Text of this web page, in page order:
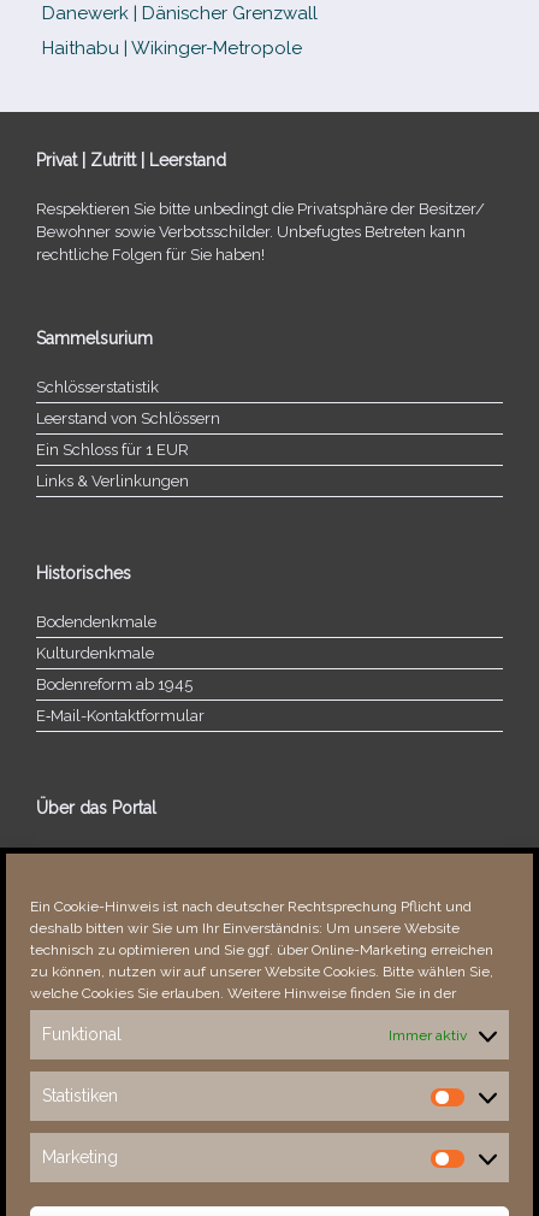
Ein Cookie-Hinweis ist nach deutscher Rechtsprechung Pflicht und
deshalb bitten wir Sie um Ihr Einverständnis: Um unsere Website
technisch zu optimieren und Sie ggf. über Online-Marketing erreichen
zu können, nutzen wir auf unserer Website Cookies. Bitte wählen Sie,
welche Cookies Sie erlauben. Weitere Hinweise finden Sie in der
Funktional Immer aktiv
Statistiken
Statistiken
Marketing
Marketing
Danewerk | Dänischer Grenzwall
Haithabu | Wikinger-Metropole
Privat | Zutritt | Leerstand
Respektieren Sie bitte unbe­dingt die Privatsphäre der Besitzer/​
Bewohner sowie Verbotsschilder. Unbefugtes Betreten kann
recht­li­che Folgen für Sie haben!
Sammelsurium
Schlösserstatistik
Leerstand von Schlössern
Ein Schloss für 1 EUR
Links & Verlinkungen
Historisches
Bodendenkmale
Kulturdenkmale
Bodenreform ab 1945
E‑Mail-​​Kontaktformular
Über das Portal
Über dieses Portal
Fehler bemerkt?
Besucher seit 08/​2021
This Week
35720